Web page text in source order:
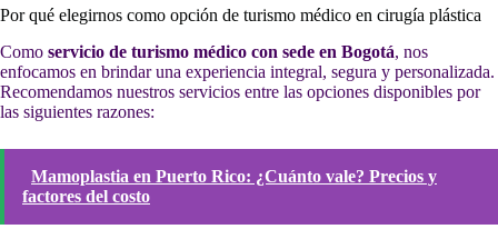
Por qué elegirnos como opción de turismo médico en cirugía plástica
Como servicio de turismo médico con sede en Bogotá, nos
enfocamos en brindar una experiencia integral, segura y personalizada.
Recomendamos nuestros servicios entre las opciones disponibles por
las siguientes razones:
Mamoplastia en Puerto Rico: ¿Cuánto vale? Precios y
factores del costo